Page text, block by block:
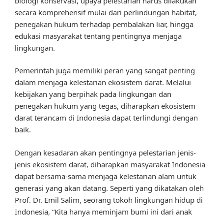
secara komprehensif mulai dari perlindungan habitat,
penegakan hukum terhadap pembalakan liar, hingga
edukasi masyarakat tentang pentingnya menjaga
lingkungan.
Pemerintah juga memiliki peran yang sangat penting
dalam menjaga kelestarian ekosistem darat. Melalui
kebijakan yang berpihak pada lingkungan dan
penegakan hukum yang tegas, diharapkan ekosistem
darat terancam di Indonesia dapat terlindungi dengan
baik.
Dengan kesadaran akan pentingnya pelestarian jenis-
jenis ekosistem darat, diharapkan masyarakat Indonesia
dapat bersama-sama menjaga kelestarian alam untuk
generasi yang akan datang. Seperti yang dikatakan oleh
Prof. Dr. Emil Salim, seorang tokoh lingkungan hidup di
Indonesia, “Kita hanya meminjam bumi ini dari anak